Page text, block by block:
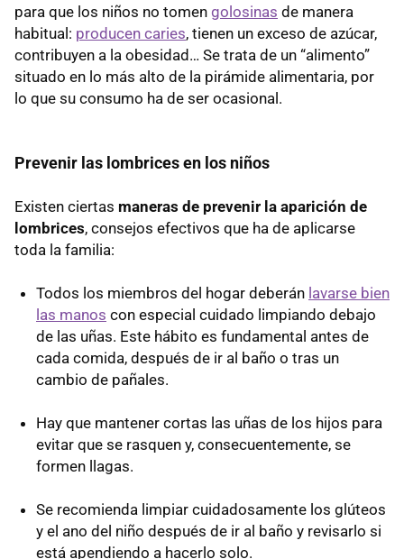
para que los niños no tomen golosinas de manera
habitual: producen caries, tienen un exceso de azúcar,
contribuyen a la obesidad… Se trata de un “alimento”
situado en lo más alto de la pirámide alimentaria, por
lo que su consumo ha de ser ocasional.
Prevenir las lombrices en los niños
Existen ciertas maneras de prevenir la aparición de
lombrices, consejos efectivos que ha de aplicarse
toda la familia:
Todos los miembros del hogar deberán lavarse bien
las manos con especial cuidado limpiando debajo
de las uñas. Este hábito es fundamental antes de
cada comida, después de ir al baño o tras un
cambio de pañales.
Hay que mantener cortas las uñas de los hijos para
evitar que se rasquen y, consecuentemente, se
formen llagas.
Se recomienda limpiar cuidadosamente los glúteos
y el ano del niño después de ir al baño y revisarlo si
está apendiendo a hacerlo solo.